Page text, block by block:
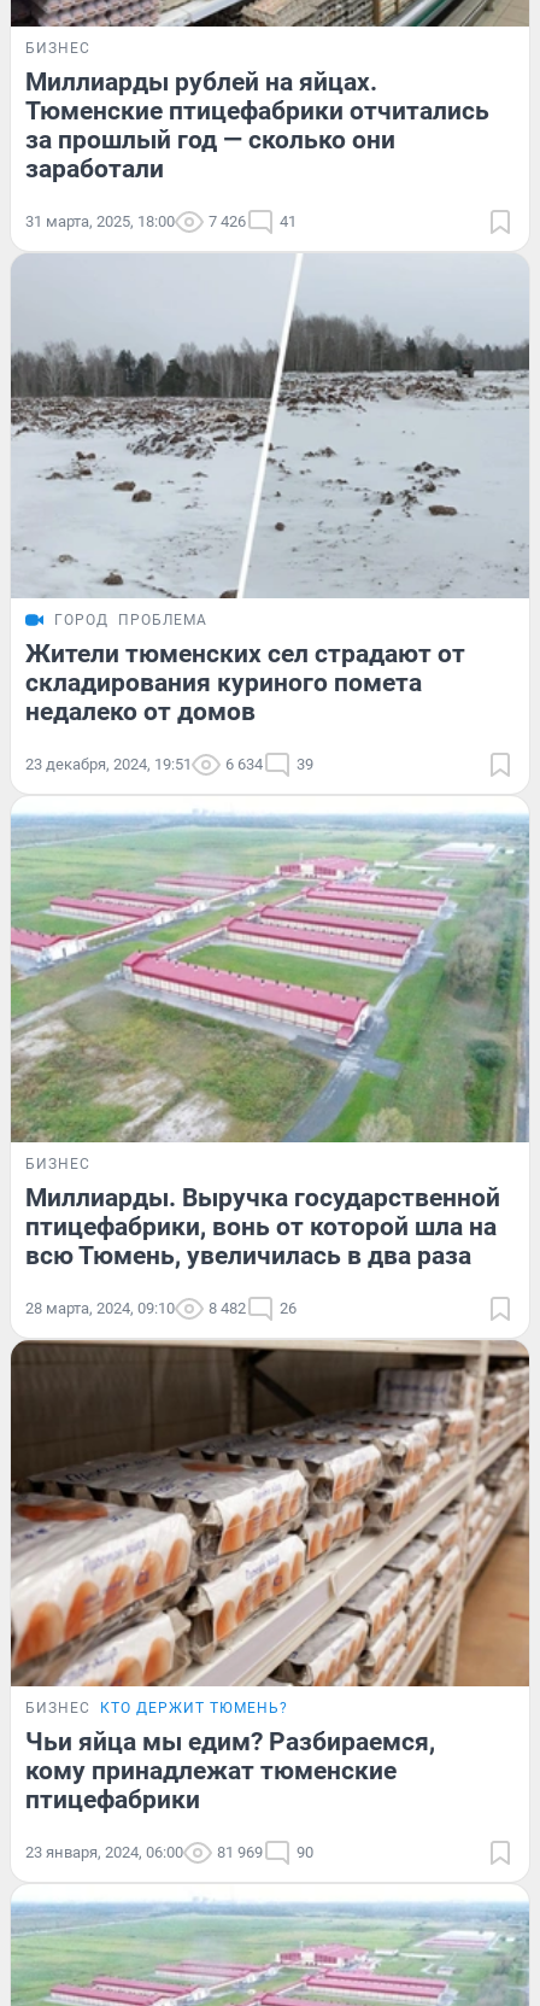
БИЗНЕС
Миллиарды рублей на яйцах.
Тюменские птицефабрики отчитались
за прошлый год — сколько они
заработали
31 марта, 2025, 18:00 7 426 41
ГОРОД ПРОБЛЕМА
Жители тюменских сел страдают от
складирования куриного помета
недалеко от домов
23 декабря, 2024, 19:51 6 634 39
БИЗНЕС
Миллиарды. Выручка государственной
птицефабрики, вонь от которой шла на
всю Тюмень, увеличилась в два раза
28 марта, 2024, 09:10 8 482 26
БИЗНЕС КТО ДЕРЖИТ ТЮМЕНЬ?
Чьи яйца мы едим? Разбираемся,
кому принадлежат тюменские
птицефабрики
23 января, 2024, 06:00 81 969 90